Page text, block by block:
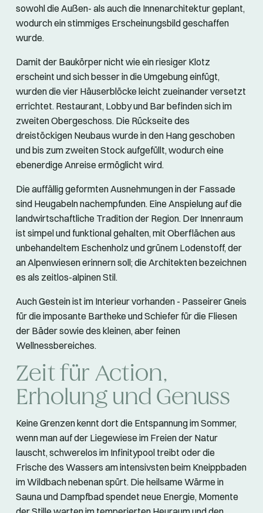
sowohl die Außen- als auch die Innenarchitektur geplant,
wodurch ein stimmiges Erscheinungsbild geschaffen
wurde.
Damit der Baukörper nicht wie ein riesiger Klotz
erscheint und sich besser in die Umgebung einfügt,
wurden die vier Häuserblöcke leicht zueinander versetzt
errichtet. Restaurant, Lobby und Bar befinden sich im
zweiten Obergeschoss. Die Rückseite des
dreistöckigen Neubaus wurde in den Hang geschoben
und bis zum zweiten Stock aufgefüllt, wodurch eine
ebenerdige Anreise ermöglicht wird.
Die auffällig geformten Ausnehmungen in der Fassade
sind Heugabeln nachempfunden. Eine Anspielung auf die
landwirtschaftliche Tradition der Region. Der Innenraum
ist simpel und funktional gehalten, mit Oberflächen aus
unbehandeltem Eschenholz und grünem Lodenstoff, der
an Alpenwiesen erinnern soll; die Architekten bezeichnen
es als zeitlos-alpinen Stil.
Auch Gestein ist im Interieur vorhanden - Passeirer Gneis
für die imposante Bartheke und Schiefer für die Fliesen
der Bäder sowie des kleinen, aber feinen
Wellnessbereiches.
Zeit für Action,
Erholung und Genuss
Keine Grenzen kennt dort die Entspannung im Sommer,
wenn man auf der Liegewiese im Freien der Natur
lauscht, schwerelos im Infinitypool treibt oder die
Frische des Wassers am intensivsten beim Kneippbaden
im Wildbach nebenan spürt. Die heilsame Wärme in
Sauna und Dampfbad spendet neue Energie, Momente